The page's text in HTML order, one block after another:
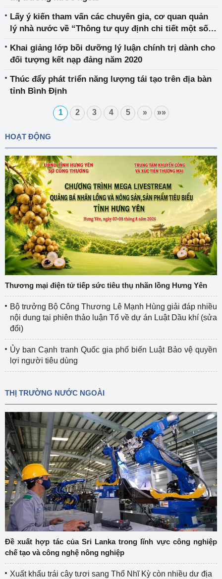
Lấy ý kiến tham vấn các chuyên gia, cơ quan quản
lý nhà nước về “Thông tư quy định chi tiết một số
Khai giảng lớp bồi dưỡng lý luận chính trị dành cho
đối tượng kết nạp đảng năm 2020
Thúc đẩy phát triển năng lượng tái tạo trên địa bàn
tỉnh Bình Định
1 2 3 4 5 » »»
HOẠT ĐỘNG
Thương mại điện tử tiếp sức tiêu thụ nhãn lồng Hưng Yên
Bộ trưởng Bộ Công Thương Lê Mạnh Hùng giải đáp nhiều
nội dung tại phiên thảo luận Tổ về dự án Luật Dầu khí (sửa
đổi)
Ủy ban Cạnh tranh Quốc gia phổ biến Luật Bảo vệ quyền
lợi người tiêu dùng
THỊ TRƯỜNG NƯỚC NGOÀI
Đề xuất hợp tác của Sri Lanka trong lĩnh vực công nghiệp
chế tạo và công nghệ nông nghiệp
Xuất khẩu trái cây tươi sang Thổ Nhĩ Kỳ còn nhiều dư địa